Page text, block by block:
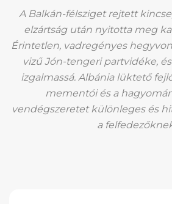
A Balkán-félsziget rejtett
elzártság után nyitotta meg
Érintetlen, vadregényes
vizű Jón-tengeri partvidéke,
izgalmassá. Albánia lüktető
mementói és a
vendégszeretet különleges és
a